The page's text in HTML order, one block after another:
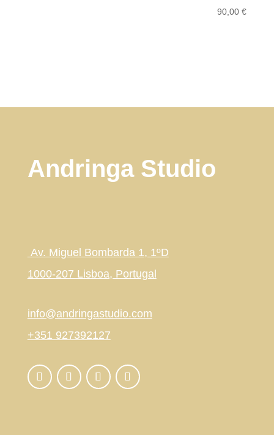
90,00€
Andringa Studio
Av. Miguel Bombarda 1, 1ºD
1000-207 Lisboa, Portugal
info@andringastudio.com
+351 927392127